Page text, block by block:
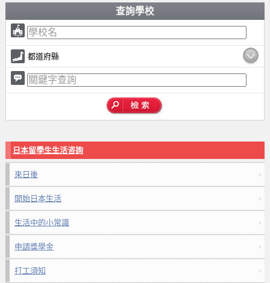
查詢學校
都道府縣
日本留學生生活咨詢
來日後
開始日本生活
生活中的小常識
申請獎學金
打工須知